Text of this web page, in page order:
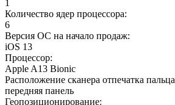
1
Количество ядер процессора:
6
Версия ОС на начало продаж:
iOS 13
Процессор:
Apple A13 Bionic
Расположение сканера отпечатка пальца
передняя панель
Геопозиционирование: